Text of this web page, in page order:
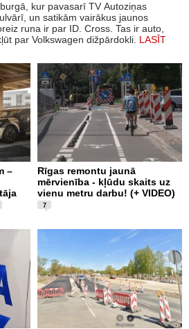
kur pavasarī TV Autoziņas
un satikām vairākus jaunos
runa ir par ID. Cross. Tas ir auto,
par Volkswagen dižpārdokli. LASĪT
–
Rīgas remontu jaunā
mērvienība - kļūdu skaits uz
vienu metru darbu! (+ VIDEO)
7